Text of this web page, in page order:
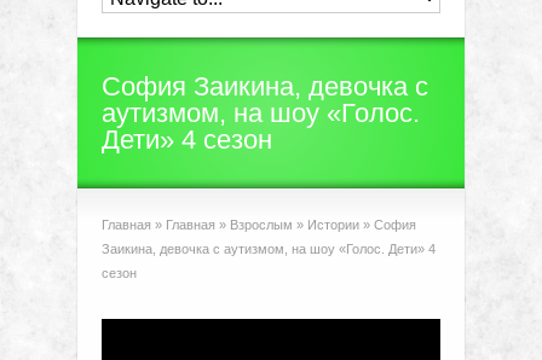
София Заикина, девочка с
аутизмом, на шоу «Голос.
Дети» 4 сезон
Главная » Главная » Взрослым » Истории » София
Заикина, девочка с аутизмом, на шоу «Голос. Дети» 4
сезон